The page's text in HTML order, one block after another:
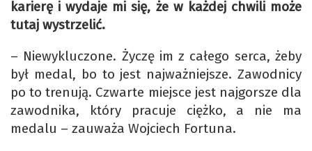
karierę i wydaje mi się, że w każdej chwili może
tutaj wystrzelić.
– Niewykluczone. Życzę im z całego serca, żeby
był medal, bo to jest najważniejsze. Zawodnicy
po to trenują. Czwarte miejsce jest najgorsze dla
zawodnika, który pracuje ciężko, a nie ma
medalu – zauważa Wojciech Fortuna.